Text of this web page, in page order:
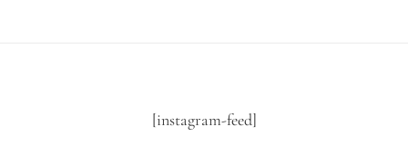
[instagram-feed]